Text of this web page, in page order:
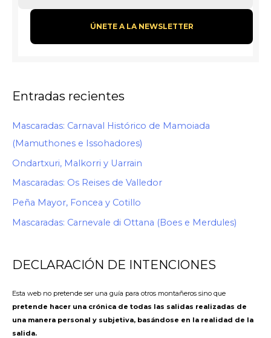
Entradas recientes
Mascaradas: Carnaval Histórico de Mamoiada
(Mamuthones e Issohadores)
Ondartxuri, Malkorri y Uarrain
Mascaradas: Os Reises de Valledor
Peña Mayor, Foncea y Cotillo
Mascaradas: Carnevale di Ottana (Boes e Merdules)
DECLARACIÓN DE INTENCIONES
Esta web no pretende ser una guía para otros montañeros sino que
pretende hacer una crónica de todas las salidas realizadas de
una manera personal y subjetiva, basándose en la realidad de la
salida.